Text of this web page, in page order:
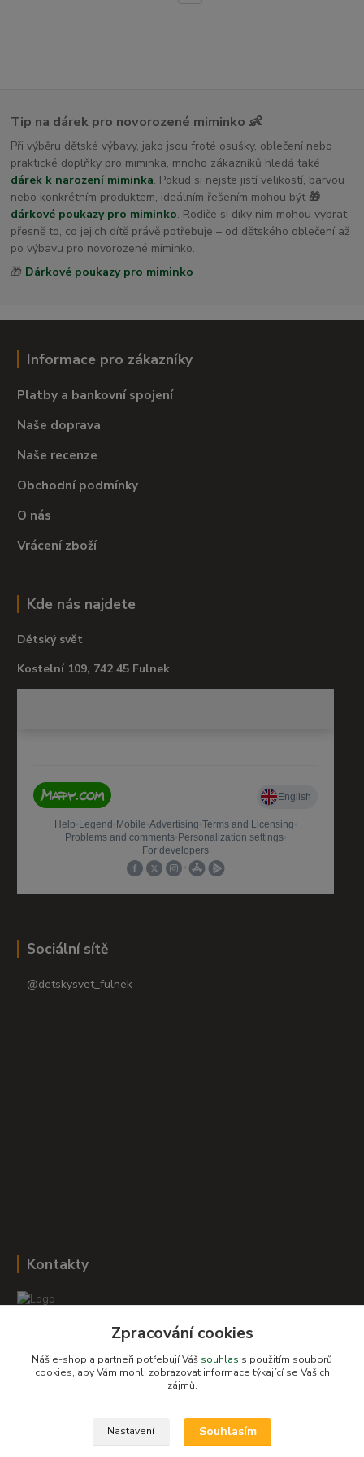
Tip na dárek pro novorozené miminko 👶
Při výběru dětské výbavy, jako jsou froté osušky, oblečení nebo
praktické doplňky pro miminka, mnoho zákazníků hledá také
dárek k narození miminka. Pokud si nejste jistí velikostí, barvou
nebo konkrétním produktem, ideálním řešením mohou být 🎁
dárkové poukazy pro miminko. Rodiče si díky nim mohou vybrat
přesně to, co jejich dítě právě potřebuje – od dětského oblečení až
po výbavu pro novorozené miminko.
🎁 Dárkové poukazy pro miminko
Informace pro zákazníky
Platby a bankovní spojení
Naše doprava
Naše recenze
Obchodní podmínky
O nás
Vrácení zboží
Kde nás najdete
Dětský svět
Kostelní 109, 742 45 Fulnek
Sociální sítě
@detskysvet_fulnek
Kontakty
+420 604 278 943
obchod-detskysvet@seznam.cz
Zpracování cookies
Náš e-shop a partneři potřebují Váš souhlas s použitím souborů
cookies, aby Vám mohli zobrazovat informace týkající se Vašich
zájmů.
Nastavení Souhlasím